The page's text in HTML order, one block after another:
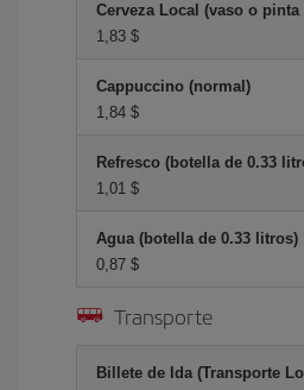
Cerveza Local (vaso o
1,83 $
Cappuccino (normal)
1,84 $
Refresco (botella de 0.33
1,01 $
Agua (botella de 0.33 litros)
0,87 $
Transporte
Billete de Ida (Transporte